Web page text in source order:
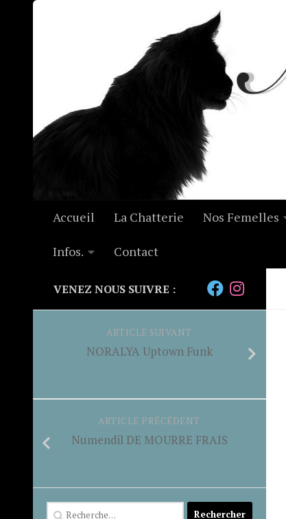
Accueil La Chatterie Nos Femelles
Infos. Contact
VENEZ NOUS SUIVRE :
ARTICLE SUIVANT
NORALYA Uptown Funk
ARTICLE PRÉCÉDENT
Numendil DE MOURRE FRAIS
Rechercher :